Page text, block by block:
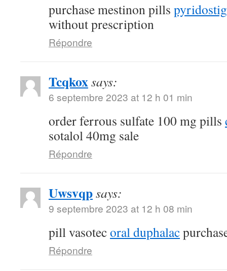
purchase mestinon pills
without prescription
Répondre
Tcqkoxsays:
6 septembre 2023 at 12 h 01 min
order ferrous sulfate 100 mg pills
sotalol 40mg sale
Répondre
Uwsvqpsays:
9 septembre 2023 at 12 h 08 min
pill vasotecoral duphalac
Répondre